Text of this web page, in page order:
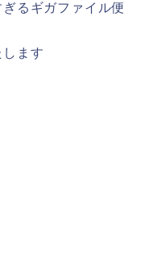
るギガファイル便
ます